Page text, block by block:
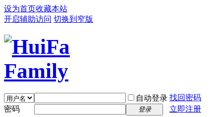
设为首页收藏本站
开启辅助访问 切换到窄版
自动登录 找回密码
密码
登录 立即注册